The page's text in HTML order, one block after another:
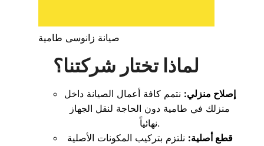
صيانة زانوسى طامية
لماذا تختار شركتنا؟
إصلاح منزلي: نتمم كافة أعمال الصيانة داخل
منزلك في طامية دون الحاجة لنقل الجهاز
نهائياً.
قطع أصلية: نلتزم بتركيب المكونات الأصلية